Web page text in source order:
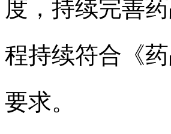
度，持续完善
程持续符合《
要求。